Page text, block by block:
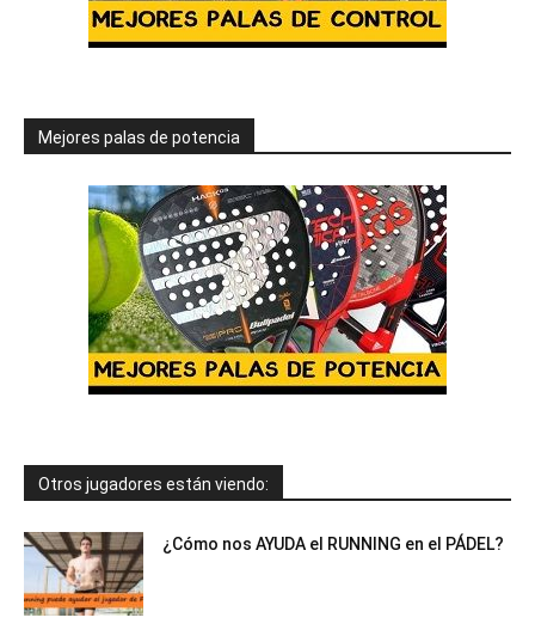
Mejores palas de potencia
Otros jugadores están viendo:
¿Cómo nos AYUDA el RUNNING en el PÁDEL?